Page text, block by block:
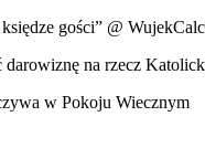
gości” @
na rzecz
w Pokoju Wiecznym